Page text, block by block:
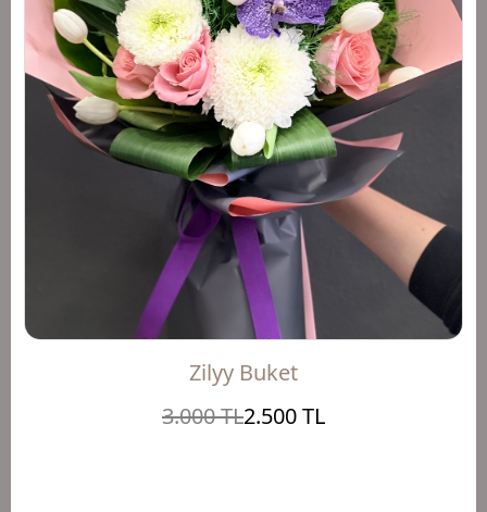
Zilyy Buket
3.000 TL2.500 TL